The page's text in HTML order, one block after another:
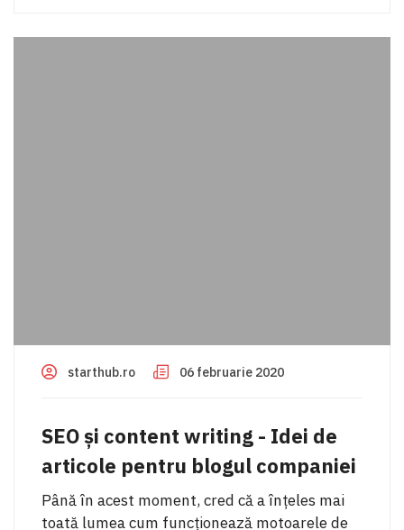
starthub.ro 06 februarie 2020
SEO și content writing - Idei de
articole pentru blogul companiei
Până în acest moment, cred că a înțeles mai
toată lumea cum funcționează motoarele de